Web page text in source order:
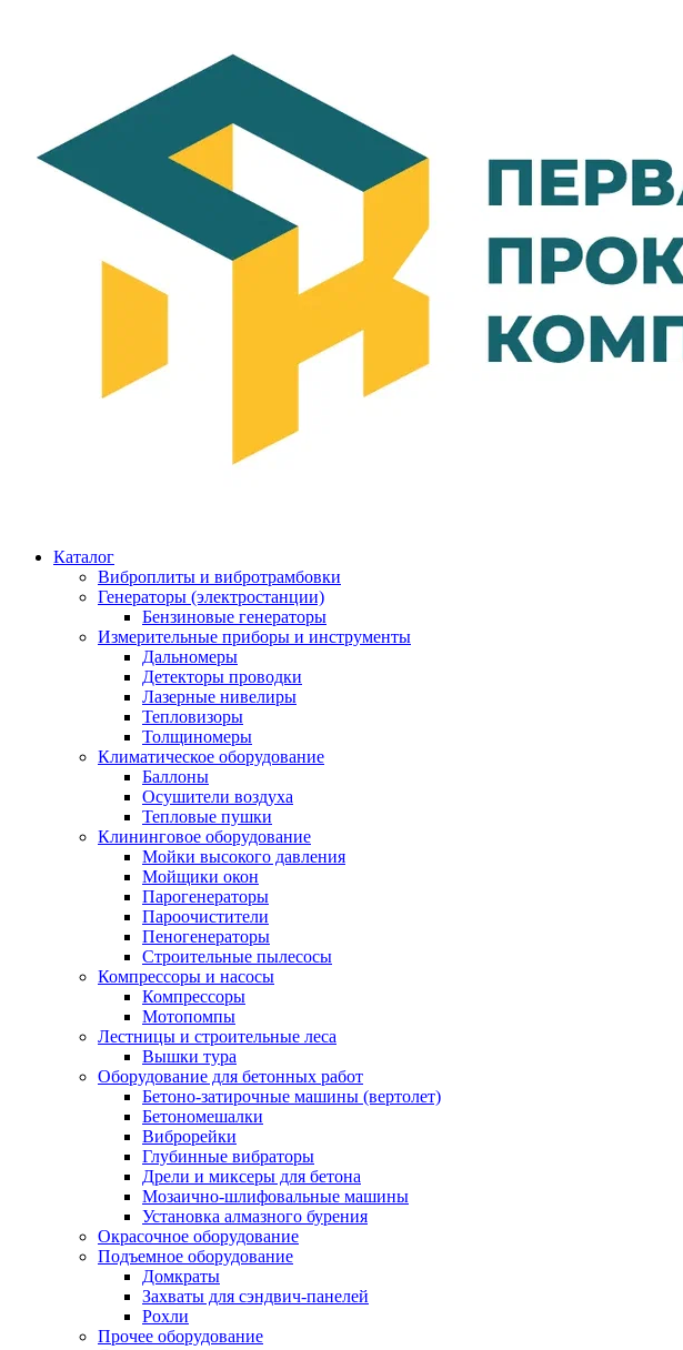
Каталог
Виброплиты и вибротрамбовки
Генераторы (электростанции)
Бензиновые генераторы
Измерительные приборы и инструменты
Дальномеры
Детекторы проводки
Лазерные нивелиры
Тепловизоры
Толщиномеры
Климатическое оборудование
Баллоны
Осушители воздуха
Тепловые пушки
Клининговое оборудование
Мойки высокого давления
Мойщики окон
Парогенераторы
Пароочистители
Пеногенераторы
Строительные пылесосы
Компрессоры и насосы
Компрессоры
Мотопомпы
Лестницы и строительные леса
Вышки тура
Оборудование для бетонных работ
Бетоно-затирочные машины (вертолет)
Бетономешалки
Виброрейки
Глубинные вибраторы
Дрели и миксеры для бетона
Мозаично-шлифовальные машины
Установка алмазного бурения
Окрасочное оборудование
Подъемное оборудование
Домкраты
Захваты для сэндвич-панелей
Рохли
Прочее оборудование